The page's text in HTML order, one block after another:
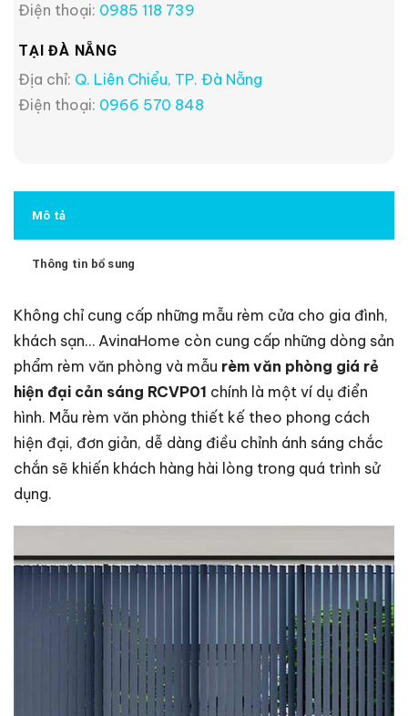
Điện thoại: 0985 118 739
TẠI ĐÀ NẴNG
Địa chỉ: Q. Liên Chiểu, TP. Đà Nẵng
Điện thoại: 0966 570 848
Mô tả
Thông tin bổ sung
Không chỉ cung cấp những mẫu rèm cửa cho gia đình,
khách sạn… AvinaHome còn cung cấp những dòng sản
phẩm rèm văn phòng và mẫu rèm văn phòng giá rẻ
hiện đại cản sáng RCVP01 chính là một ví dụ điển
hình. Mẫu rèm văn phòng thiết kế theo phong cách
hiện đại, đơn giản, dễ dàng điều chỉnh ánh sáng chắc
chắn sẽ khiến khách hàng hài lòng trong quá trình sử
dụng.